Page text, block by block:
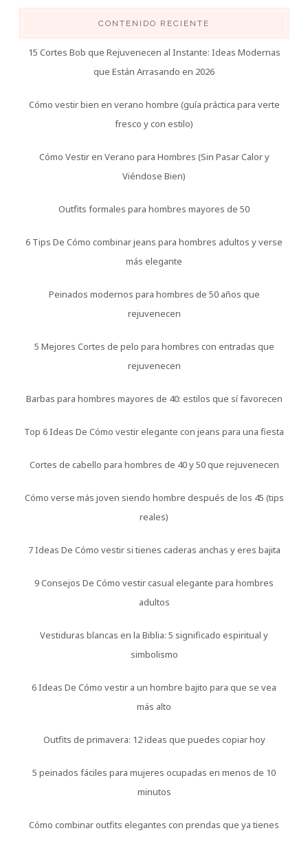
CONTENIDO RECIENTE
15 Cortes Bob que Rejuvenecen al Instante: Ideas Modernas
que Están Arrasando en 2026
Cómo vestir bien en verano hombre (guía práctica para verte
fresco y con estilo)
Cómo Vestir en Verano para Hombres (Sin Pasar Calor y
Viéndose Bien)
Outfits formales para hombres mayores de 50
6 Tips De Cómo combinar jeans para hombres adultos y verse
más elegante
Peinados modernos para hombres de 50 años que
rejuvenecen
5 Mejores Cortes de pelo para hombres con entradas que
rejuvenecen
Barbas para hombres mayores de 40: estilos que sí favorecen
Top 6 Ideas De Cómo vestir elegante con jeans para una fiesta
Cortes de cabello para hombres de 40 y 50 que rejuvenecen
Cómo verse más joven siendo hombre después de los 45 (tips
reales)
7 Ideas De Cómo vestir si tienes caderas anchas y eres bajita
9 Consejos De Cómo vestir casual elegante para hombres
adultos
Vestiduras blancas en la Biblia: 5 significado espiritual y
simbolismo
6 Ideas De Cómo vestir a un hombre bajito para que se vea
más alto
Outfits de primavera: 12 ideas que puedes copiar hoy
5 peinados fáciles para mujeres ocupadas en menos de 10
minutos
Cómo combinar outfits elegantes con prendas que ya tienes